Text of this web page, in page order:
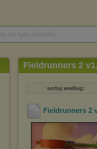
Fieldrunners 2
sortuj według:
Fieldrunners 2